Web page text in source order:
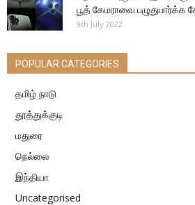
பூத் கேமராவை பழுதுபார்க்க
9th July 2022
POPULAR CATEGORIES
தமிழ் நாடு
தூத்துக்குடி
மதுரை
நெல்லை
இந்தியா
Uncategorised